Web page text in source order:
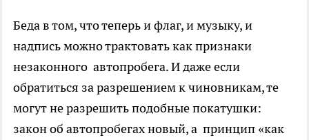
Беда в том, что теперь и флаг, и музыку, и
надпись можно трактовать как признаки
незаконного автопробега. И даже если
обратиться за разрешением к чиновникам, те
могут не разрешить подобные покатушки:
закон об автопробегах новый, а принцип «как